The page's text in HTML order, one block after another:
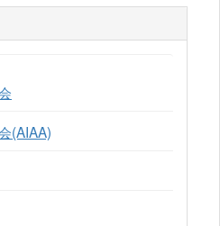
(AIAA)